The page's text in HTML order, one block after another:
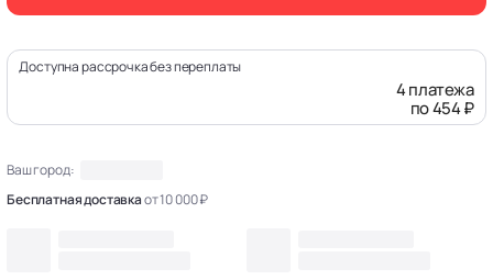
Доступна рассрочка без переплаты
4 платежа
по 454 ₽
Ваш город:
Бесплатная доставкаот 10 000 ₽